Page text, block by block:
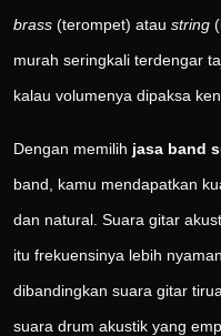
brass (terompet) atau string
murah seringkali terdengar
kalau volumenya dipaksa
Dengan memilih jasa band
band, kamu mendapatkan
dan natural. Suara gitar
itu frekuensinya lebih
dibandingkan suara gitar
suara drum akustik yang